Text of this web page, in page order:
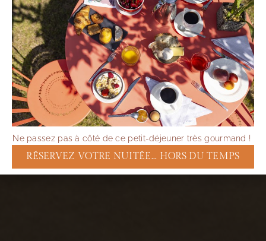
Ne passez pas à côté de ce petit-déjeuner très gourmand !
RÉSERVEZ VOTRE NUITÉE... HORS DU TEMPS